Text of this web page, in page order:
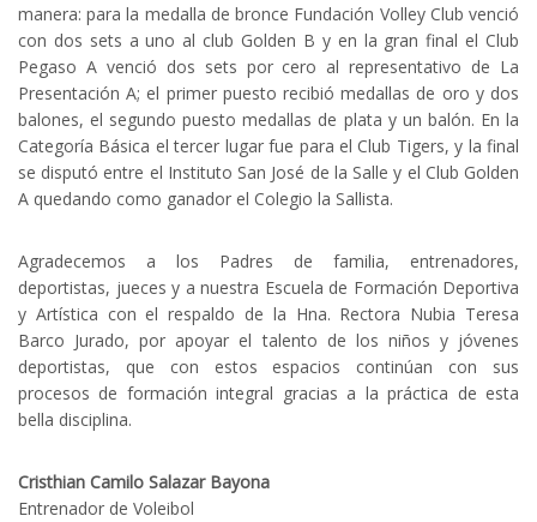
manera: para la medalla de bronce Fundación Volley Club venció
con dos sets a uno al club Golden B y en la gran final el Club
Pegaso A venció dos sets por cero al representativo de La
Presentación A; el primer puesto recibió medallas de oro y dos
balones, el segundo puesto medallas de plata y un balón. En la
Categoría Básica el tercer lugar fue para el Club Tigers, y la final
se disputó entre el Instituto San José de la Salle y el Club Golden
A quedando como ganador el Colegio la Sallista.
Agradecemos a los Padres de familia, entrenadores,
deportistas, jueces y a nuestra Escuela de Formación Deportiva
y Artística con el respaldo de la Hna. Rectora Nubia Teresa
Barco Jurado, por apoyar el talento de los niños y jóvenes
deportistas, que con estos espacios continúan con sus
procesos de formación integral gracias a la práctica de esta
bella disciplina.
Cristhian Camilo Salazar Bayona
Entrenador de Voleibol